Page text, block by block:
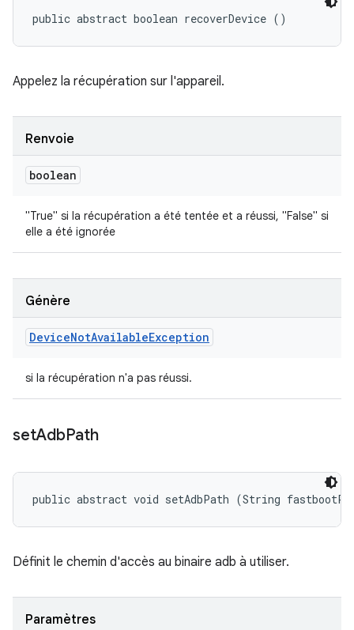
public abstract boolean recoverDevice ()
Appelez la récupération sur l'appareil.
Renvoie
boolean
"True" si la récupération a été tentée et a réussi, "False" si
elle a été ignorée
Génère
DeviceNotAvailableException
si la récupération n'a pas réussi.
setAdbPath
public abstract void setAdbPath (String
Définit le chemin d'accès au binaire adb à utiliser.
Paramètres